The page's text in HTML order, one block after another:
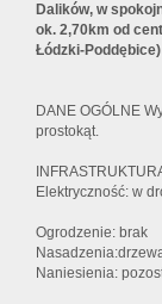
Dalików, w
ok. 2,70km od
Łódzki-
DANE OGÓLNE
prostokąt.
Elektryczność: w
Ogrodzenie: brak
Naniesienia: